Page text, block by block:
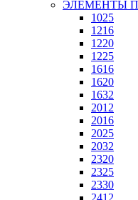
ЭЛЕМЕНТЫ
1025
1216
1220
1225
1616
1620
1632
2012
2016
2025
2032
2320
2325
2330
2412